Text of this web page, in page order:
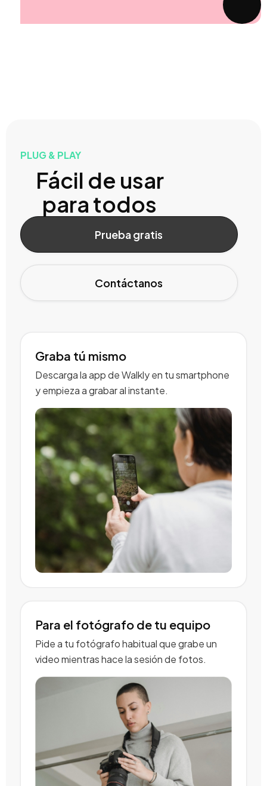
PLUG & PLAY
Fácil de usar
para todos
Prueba gratis
Contáctanos
Graba tú mismo
Descarga la app de Walkly en tu smartphone
y empieza a grabar al instante.
Para el fotógrafo de tu equipo
Pide a tu fotógrafo habitual que grabe un
video mientras hace la sesión de fotos.